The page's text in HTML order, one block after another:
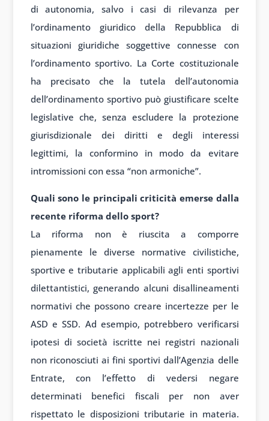
di autonomia, salvo i casi di rilevanza per
l’ordinamento giuridico della Repubblica di
situazioni giuridiche soggettive connesse con
l’ordinamento sportivo. La Corte costituzionale
ha precisato che la tutela dell’autonomia
dell’ordinamento sportivo può giustificare scelte
legislative che, senza escludere la protezione
giurisdizionale dei diritti e degli interessi
legittimi, la conformino in modo da evitare
intromissioni con essa “non armoniche”.
Quali sono le principali criticità emerse dalla
recente riforma dello sport?
La riforma non è riuscita a comporre
pienamente le diverse normative civilistiche,
sportive e tributarie applicabili agli enti sportivi
dilettantistici, generando alcuni disallineamenti
normativi che possono creare incertezze per le
ASD e SSD. Ad esempio, potrebbero verificarsi
ipotesi di società iscritte nei registri nazionali
non riconosciuti ai fini sportivi dall’Agenzia delle
Entrate, con l’effetto di vedersi negare
determinati benefici fiscali per non aver
rispettato le disposizioni tributarie in materia.